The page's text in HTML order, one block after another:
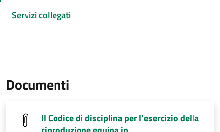
Servizi collegati
Documenti
Il Codice di disciplina per l’esercizio della